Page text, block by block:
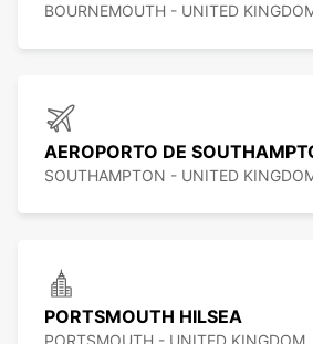
BOURNEMOUTH - UNITED
AEROPORTO DE
SOUTHAMPTON - UNITED
PORTSMOUTH HILSEA